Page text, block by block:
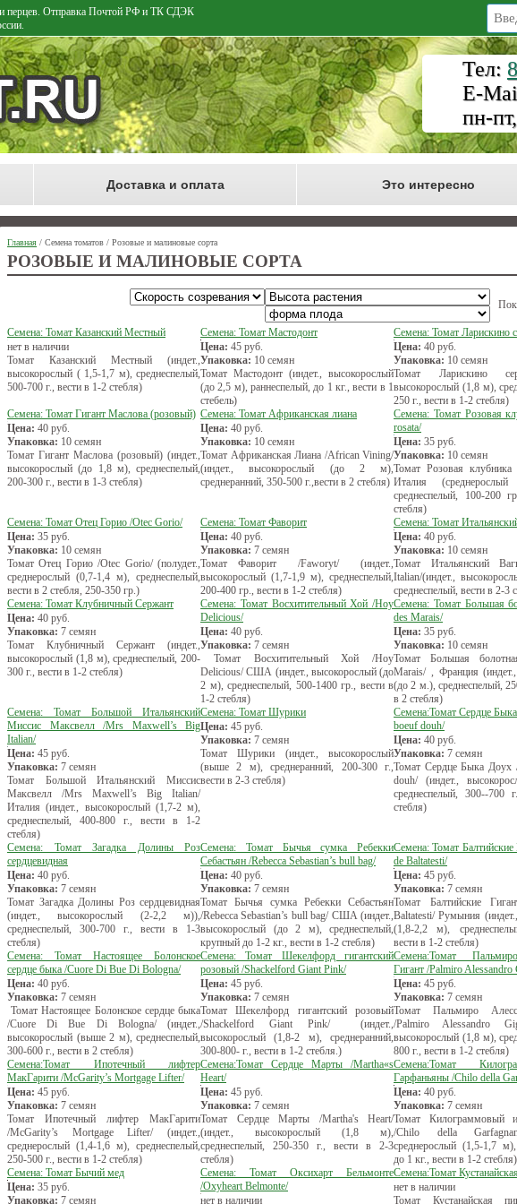
и перцев. Отправка Почтой РФ и ТК СДЭК
Тел:
E-
пн-
Доставка и оплата Это интересно
Главная / Семена томатов / Розовые и малиновые сорта
РОЗОВЫЕ И МАЛИНОВЫЕ СОРТА
Семена: Томат Казанский Местный
нет в наличии
Томат Казанский Местный (индет.,
высокорослый ( 1,5-1,7 м), среднеспелый,
500-700 г., вести в 1-2 стебля)
Семена: Томат Мастодонт
Цена: 45 руб.
Упаковка: 10 семян
Томат Мастодонт (индет., высокорослый
(до 2,5 м), раннеспелый, до 1 кг., вести в 1
стебель)
Семена: Томат Ларискино
Цена: 40 руб.
Упаковка: 10 семян
Томат Ларискино
высокорослый (1,8 м),
250 г., вести в 1-2 стебля)
Семена: Томат Гигант Маслова (розовый)
Цена: 40 руб.
Упаковка: 10 семян
Томат Гигант Маслова (розовый) (индет.,
высокорослый (до 1,8 м), среднеспелый,
200-300 г., вести в 1-3 стебля)
Семена: Томат Африканская лиана
Цена: 40 руб.
Упаковка: 10 семян
Томат Африканская Лиана /African Vining/
(индет., высокорослый (до 2 м),
среднеранний, 350-500 г.,вести в 2 стебля)
Семена: Томат Розовая
rosata/
Цена: 35 руб.
Упаковка: 10 семян
Томат Розовая клубника
Италия
среднеспелый, 100-200
стебля)
Семена: Томат Отец Горио /Otec Gorio/
Цена: 35 руб.
Упаковка: 10 семян
Томат Отец Горио /Otec Gorio/ (полудет.,
среднерослый (0,7-1,4 м), среднеспелый,
вести в 2 стебля, 250-350 гр.)
Семена: Томат Фаворит
Цена: 40 руб.
Упаковка: 7 семян
Томат Фаворит /Faworyt/ (индет.,
высокорослый (1,7-1,9 м), среднеспелый,
200-400 гр., вести в 1-2 стебля)
Семена: Томат
Цена: 40 руб.
Упаковка: 10 семян
Томат Итальянский
Italian/(индет.,
среднеспелый, вести в 2-3
Семена: Томат Клубничный Сержант
Цена: 40 руб.
Упаковка: 7 семян
Томат Клубничный Сержант (индет.,
высокорослый (1,8 м), среднеспелый, 200-
300 г., вести в 1-2 стебля)
Семена: Томат Восхитительный Хой /Hoy
Delicious/
Цена: 40 руб.
Упаковка: 7 семян
Томат Восхитительный Хой /Hoy
Delicious/ США (индет., высокорослый (до
2 м), среднеспелый, 500-1400 гр., вести в
1-2 стебля)
Семена: Томат Большая
des Marais/
Цена: 35 руб.
Упаковка: 10 семян
Томат Большая
Marais/ , Франция
(до 2 м.), среднеспелый,
в 2 стебля)
Семена: Томат Большой Итальянский
Миссис Максвелл /Mrs Maxwell’s Big
Italian/
Цена: 45 руб.
Упаковка: 7 семян
Томат Большой Итальянский Миссис
Максвелл /Mrs Maxwell’s Big Italian/
Италия (индет., высокорослый (1,7-2 м),
среднеспелый, 400-800 г., вести в 1-2
стебля)
Семена: Томат Шурики
Цена: 45 руб.
Упаковка: 7 семян
Томат Шурики (индет., высокорослый
(выше 2 м), среднеранний, 200-300 г.,
вести в 2-3 стебля)
Семена:Томат Сердце
boeuf douh/
Цена: 40 руб.
Упаковка: 7 семян
Томат Сердце Быка Доух
douh/ (индет.,
среднеспелый, 300--700
стебля)
Семена: Томат Загадка Долины Роз
сердцевидная
Цена: 40 руб.
Упаковка: 7 семян
Томат Загадка Долины Роз сердцевидная
(индет., высокорослый (2-2,2 м)),
среднеспелый, 300-700 г., вести в 1-3
стебля)
Семена: Томат Бычья сумка Ребекки
Себастьян /Rebecca Sebastian’s bull bag/
Цена: 40 руб.
Упаковка: 7 семян
Томат Бычья сумка Ребекки Себастьян
/Rebecca Sebastian’s bull bag/ США (индет.,
высокорослый (до 2 м), среднеспелый,
крупный до 1-2 кг., вести в 1-2 стебля)
Семена: Томат
de Baltatesti/
Цена: 45 руб.
Упаковка: 7 семян
Томат Балтийские
Baltatesti/ Румыния
(1,8-2,2 м),
вести в 1-2 стебля)
Семена: Томат Настоящее Болонское
сердце быка /Cuore Di Bue Di Bologna/
Цена: 40 руб.
Упаковка: 7 семян
Томат Настоящее Болонское сердце быка
/Cuore Di Bue Di Bologna/ (индет.,
высокорослый (выше 2 м), среднеспелый,
300-600 г., вести в 2 стебля)
Семена: Томат Шекелфорд гигантский
розовый /Shackelford Giant Pink/
Цена: 45 руб.
Упаковка: 7 семян
Томат Шекелфорд гигантский розовый
/Shackelford Giant Pink/ (индет.,
высокорослый (1,8-2 м), среднеранний,
300-800- г., вести в 1-2 стебля.)
Семена:Томат
Гигант /Palmiro Alessandro
Цена: 45 руб.
Упаковка: 7 семян
Томат Пальмиро
/Palmiro Alessandro
высокорослый (1,8 м),
800 г., вести в 1-2 стебля)
Семена:Томат Ипотечный лифтер
МакГарити /McGarity’s Mortgage Lifter/
Цена: 45 руб.
Упаковка: 7 семян
Томат Ипотечный лифтер МакГарити
/McGarity’s Mortgage Lifter/ (индет.,
среднерослый (1,4-1,6 м), среднеспелый,
250-500 г., вести в 1-2 стебля)
Семена:Томат Сердце Марты /Martha«s
Heart/
Цена: 45 руб.
Упаковка: 7 семян
Томат Сердце Марты /Martha's Heart/
(индет., высокорослый (1,8 м),
среднеспелый, 250-350 г., вести в 2-3
стебля)
Семена:Томат
Гарфаньяны /Chilo della
Цена: 40 руб.
Упаковка: 7 семян
Томат Килограммовый
/Chilo della
среднерослый (1,5-1,7 м),
до 1 кг., вести в 1-2 стебля)
Семена: Томат Бычий мед
Цена: 35 руб.
Упаковка: 7 семян
Семена: Томат Оксихарт Бельмонте
/Oxyheart Belmonte/
нет в наличии
Семена:Томат
нет в наличии
Томат Кустанайская